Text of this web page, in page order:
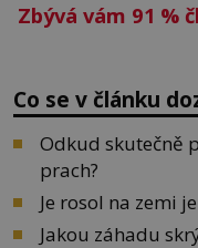
Zbývá vám 91 %
Co se v článku
Odkud skutečně
prach?
Je rosol na zemi
Jakou záhadu